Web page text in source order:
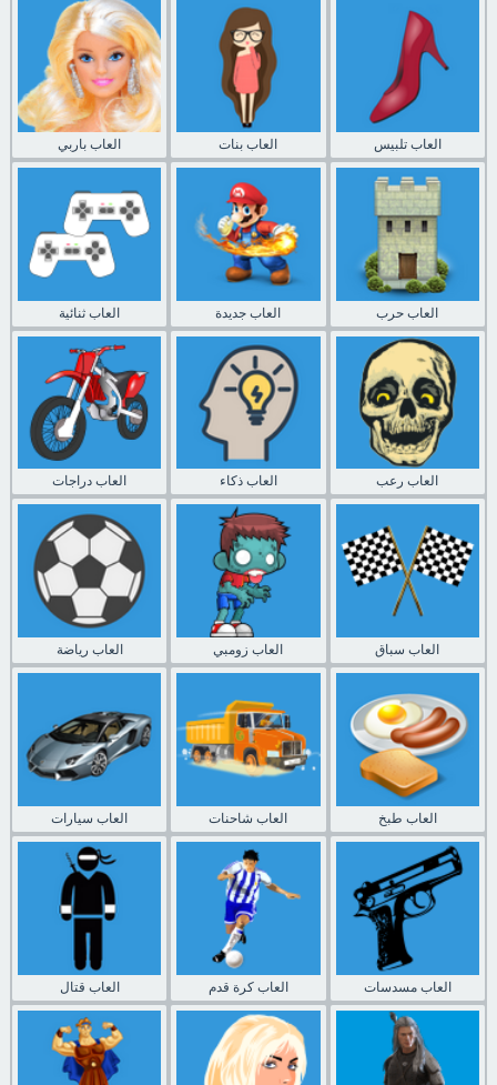
العاب باربي العاب بنات العاب تلبيس
العاب ثنائية العاب جديدة العاب حرب
العاب دراجات العاب ذكاء العاب رعب
العاب رياضة العاب زومبي العاب سباق
العاب سيارات العاب شاحنات العاب طبخ
العاب قتال العاب كرة قدم العاب مسدسات